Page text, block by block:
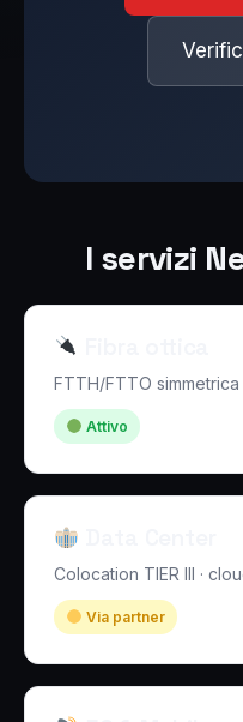
I servizi
FTTH/FTTO simmetrica
Attivo
Colocation TIER III ·
Via partner